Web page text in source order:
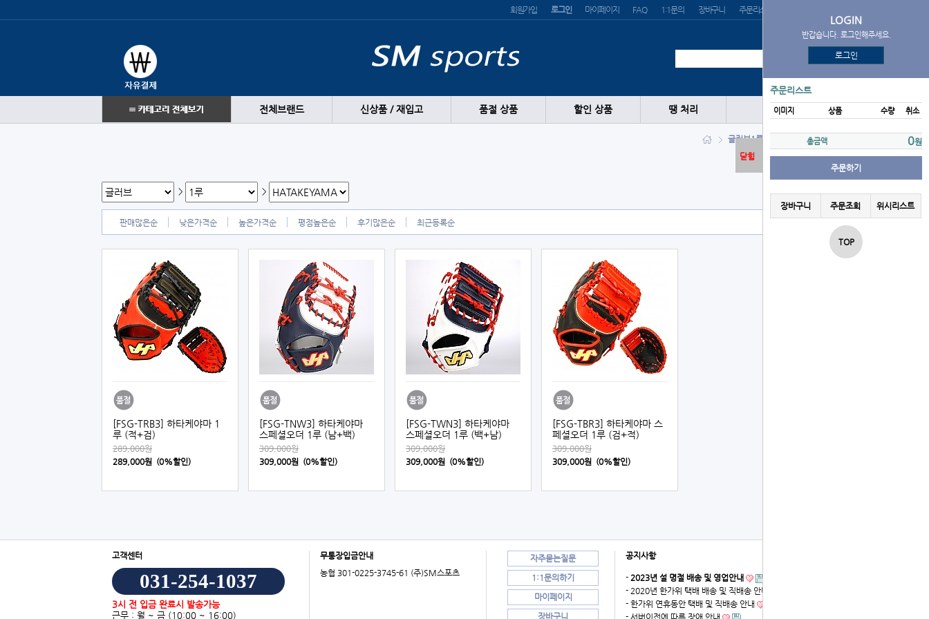
회원가입 로그인 마이페이지 FAQ 1:1문의 장바구니 주문리스트
전체브랜드 신상품 / 재입고 품절 상품 할인 상품 땡 처리
글러브1루 HATAKEYAMA
LOGIN
반갑습니다. 로그인해주세요.
로그인
주문리스트
이미지 상품 수량 취소
총금액 0원
주문하기
장바구니 주문조회 위시리스트
TOP
닫힘
> >
판매많은순 낮은가격순 높은가격순 평점높은순 후기많은순 최근등록순
[FSG-TRB3] 하타케야마 1
루 (적+검)
289,000원
289,000원 (0%할인)
[FSG-TNW3] 하타케야마
스페셜오더 1루 (남+백)
309,000원
309,000원 (0%할인)
[FSG-TWN3] 하타케야마
스페셜오더 1루 (백+남)
309,000원
309,000원 (0%할인)
[FSG-TBR3] 하타케야마 스
페셜오더 1루 (검+적)
309,000원
309,000원 (0%할인)
고객센터
031-254-1037
3시 전 입금 완료시 발송가능
근무 : 월 ~ 금 (10:00 ~ 16:00)
무통장입금안내
농협 301-0225-3745-61 (주)SM스포츠
자주묻는질문
1:1문의하기
마이페이지
장바구니
공지사항
- 2023년 설 명절 배송 및 영업안내
- 2020년 한가위 택배 배송 및 직배송 안내
- 한가위 연휴동안 택배 및 직배송 안내
- 서버이전에 따른 장애 안내